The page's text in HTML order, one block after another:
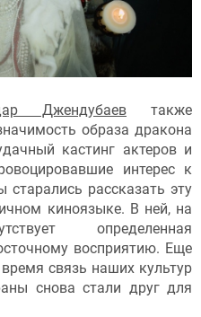
Джендубаев также
образа дракона
кастинг актеров и
интерес к
рассказать эту
киноязыке. В ней, на
определенная
восприятию. Еще
связь наших культур
снова стали друг для